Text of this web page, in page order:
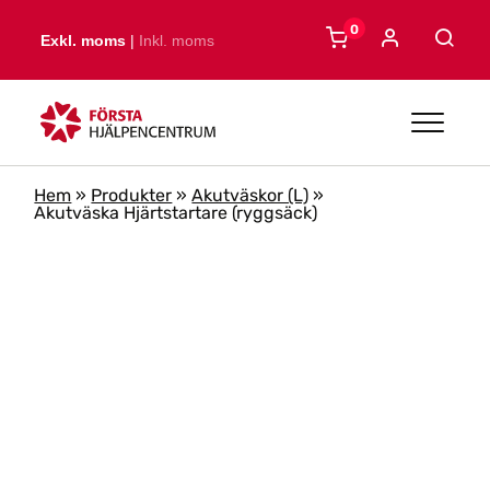
Exkl. moms | Inkl. moms
0
Hem » Produkter »Akutväskor (L) »
Akutväska Hjärtstartare (ryggsäck)